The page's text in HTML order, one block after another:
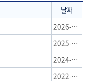
날짜
2026-05-29
2025-09-09
2024-08-05
2022-07-27